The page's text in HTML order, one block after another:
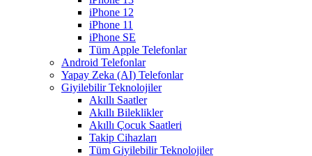
iPhone 12
iPhone 11
iPhone SE
Tüm Apple Telefonlar
Android Telefonlar
Yapay Zeka (AI) Telefonlar
Giyilebilir Teknolojiler
Akıllı Saatler
Akıllı Bileklikler
Akıllı Çocuk Saatleri
Takip Cihazları
Tüm Giyilebilir Teknolojiler